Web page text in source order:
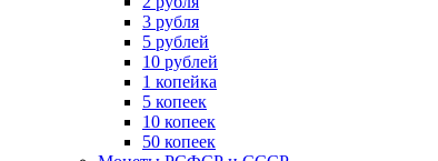
3 рубля
5 рублей
10 рублей
1 копейка
5 копеек
10 копеек
50 копеек